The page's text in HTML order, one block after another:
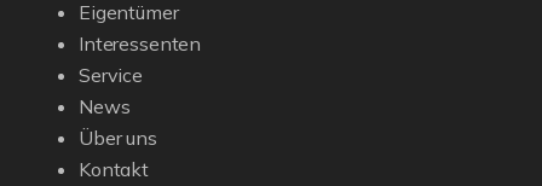
Eigentümer
Interessenten
Service
News
Über uns
Kontakt